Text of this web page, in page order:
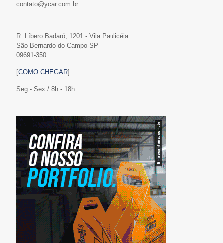
contato@ycar.com.br
R. Líbero Badaró, 1201 - Vila Paulicéia
São Bernardo do Campo-SP
09691-350
[COMO CHEGAR]
Seg - Sex / 8h - 18h